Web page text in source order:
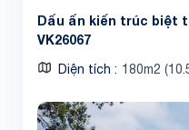
Dấu ấn kiến trúc biệt
VK26067
Diện tích 180m2